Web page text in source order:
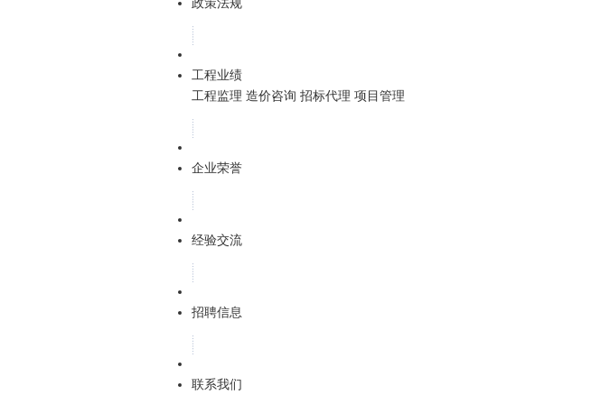
政策法规
工程业绩
工程监理 造价咨询 招标代理 项目管理
企业荣誉
经验交流
招聘信息
联系我们